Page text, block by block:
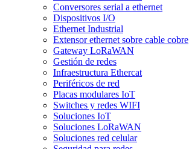
Conversores serial a ethernet
Dispositivos I/O
Ethernet Industrial
Extensor ethernet sobre cable cobre
Gateway LoRaWAN
Gestión de redes
Infraestructura Ethercat
Periféricos de red
Placas modulares IoT
Switches y redes WIFI
Soluciones IoT
Soluciones LoRaWAN
Soluciones red celular